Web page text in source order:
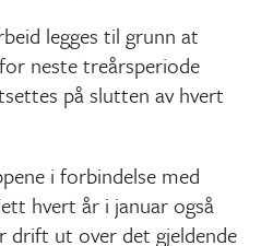
legges til grunn at
neste treårsperiode
på slutten av hvert
i forbindelse med
hvert år i januar også
drift ut over det gjeldende